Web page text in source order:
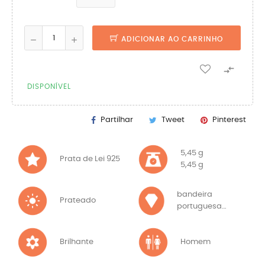
ADICIONAR AO CARRINHO

DISPONÍVEL
Partilhar Tweet Pinterest
Prata de Lei 925
5,45 g
5,45 g
Prateado
bandeira
portuguesa
Brilhante
Homem